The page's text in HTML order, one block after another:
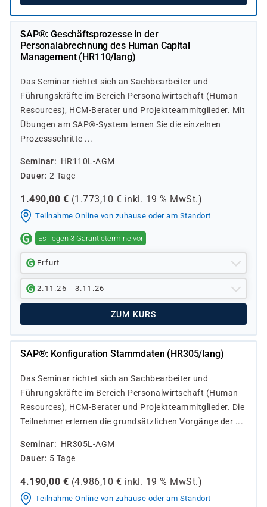
SAP®: Geschäftsprozesse in der
Personalabrechnung des Human Capital
Management (HR110/lang)
Das Seminar richtet sich an Sachbearbeiter und
Führungskräfte im Bereich Personalwirtschaft (Human
Resources), HCM-Berater und Projektteammitglieder. Mit
Übungen am SAP®-System lernen Sie die einzelnen
Prozessschritte ...
Seminar
HR110L-AGM
Dauer 2 Tage
1.490,00 € (1.773,10 € inkl. 19 % MwSt.)
Teilnahme Online von zuhause oder am Standort
Es liegen 3 Garantietermine vor
Erfurt
2.11.26 - 3.11.26
ZUM KURS
SAP®: Konfiguration Stammdaten (HR305/lang)
Das Seminar richtet sich an Sachbearbeiter und
Führungskräfte im Bereich Personalwirtschaft (Human
Resources), HCM-Berater und Projektteammitglieder. Die
Teilnehmer erlernen die grundsätzlichen Vorgänge der ...
Seminar
HR305L-AGM
Dauer
5 Tage
4.190,00 € (4.986,10 € inkl. 19 % MwSt.)
Teilnahme Online von zuhause oder am Standort